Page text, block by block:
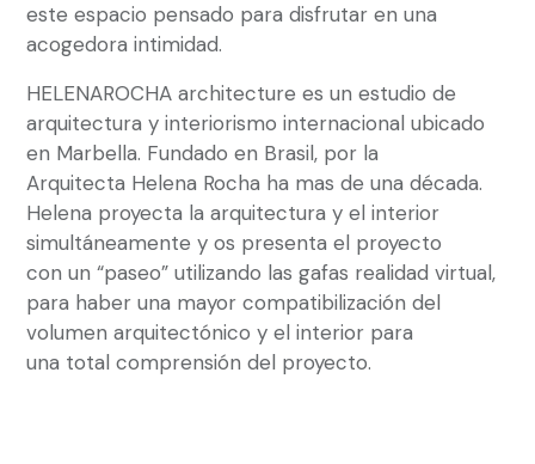
este espacio pensado para disfrutar en una
acogedora intimidad.
HELENAROCHA architecture es un estudio de
arquitectura y interiorismo internacional ubicado
en Marbella. Fundado en Brasil, por la
Arquitecta Helena Rocha ha mas de una década.
Helena proyecta la arquitectura y el interior
simultáneamente y os presenta el proyecto
con un “paseo” utilizando las gafas realidad virtual,
para haber una mayor compatibilización del
volumen arquitectónico y el interior para
una total comprensión del proyecto.